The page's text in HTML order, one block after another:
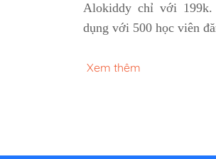
Alokiddy chỉ với
dụng với 500 học viên
Xem thêm